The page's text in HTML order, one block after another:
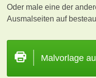
Oder male eine der
Ausmalseiten auf
Malvorlage